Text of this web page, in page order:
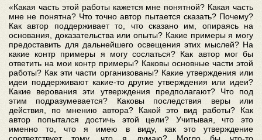
«Какая часть этой работы кажется мне понятной? Какая часть
мне не понятна? Что точно автор пытается сказать? Почему?
Как автор поддерживает то, что сказано им, опираясь на
основания, доказательства или опыты? Какие примеры я могу
предоставить для дальнейшего освещения этих мыслей? На
какие контр примеры я могу сослаться? Как автор мог бы
ответить на мои контр примеры? Каковы основные части этой
работы? Как эти части организованы? Какие утверждения или
идеи поддерживают какие-то другие утверждения или идеи?
Какие верования эти утверждения предполагают? Что под
этим подразумевается? Каковы последствия веры или
действия, по мнению автора? Какой это вид работы? Как
автор попытался достичь этой цели? Учитывая, что это
именно то, что я имею в виду, как это утверждение